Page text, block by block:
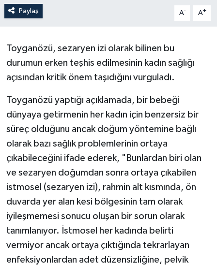
Paylaş A- A+
Toyganözü, sezaryen izi olarak bilinen bu
durumun erken teşhis edilmesinin kadın sağlığı
açısından kritik önem taşıdığını vurguladı.
Toyganözü yaptığı açıklamada, bir bebeği
dünyaya getirmenin her kadın için benzersiz bir
süreç olduğunu ancak doğum yöntemine bağlı
olarak bazı sağlık problemlerinin ortaya
çıkabileceğini ifade ederek, "Bunlardan biri olan
ve sezaryen doğumdan sonra ortaya çıkabilen
istmosel (sezaryen izi), rahmin alt kısmında, ön
duvarda yer alan kesi bölgesinin tam olarak
iyileşmemesi sonucu oluşan bir sorun olarak
tanımlanıyor. İstmosel her kadında belirti
vermiyor ancak ortaya çıktığında tekrarlayan
enfeksiyonlardan adet düzensizliğine, pelvik